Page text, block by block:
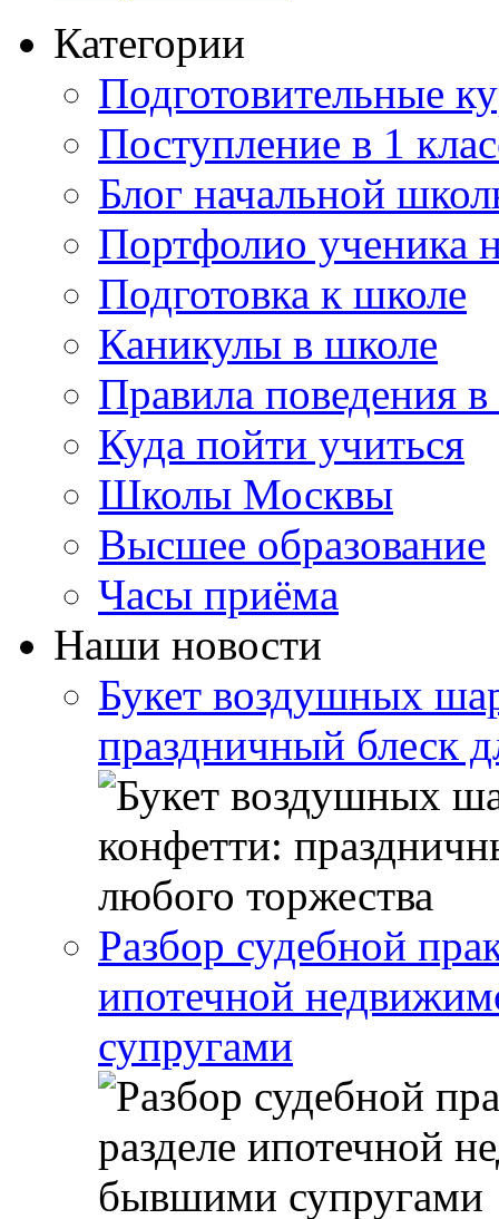
Категории
Подготовительные
Поступление в 1
Блог начальной
Портфолио ученика
Подготовка к школе
Каникулы в школе
Правила поведения
Куда пойти учиться
Школы Москвы
Высшее образование
Часы приёма
Наши новости
Букет воздушных
праздничный блеск
Разбор судебной
ипотечной
супругами